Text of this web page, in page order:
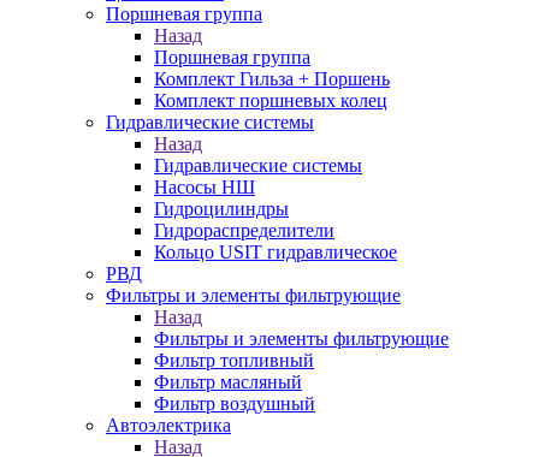
Поршневая группа
Назад
Поршневая группа
Комплект Гильза + Поршень
Комплект поршневых колец
Гидравлические системы
Назад
Гидравлические системы
Насосы НШ
Гидроцилиндры
Гидрораспределители
Кольцо USIT гидравлическое
РВД
Фильтры и элементы фильтрующие
Назад
Фильтры и элементы фильтрующие
Фильтр топливный
Фильтр масляный
Фильтр воздушный
Автоэлектрика
Назад